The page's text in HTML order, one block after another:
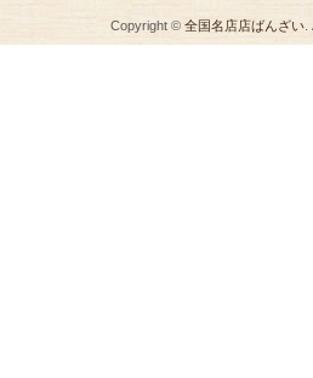
Copyright ©全国名店店ばんざい